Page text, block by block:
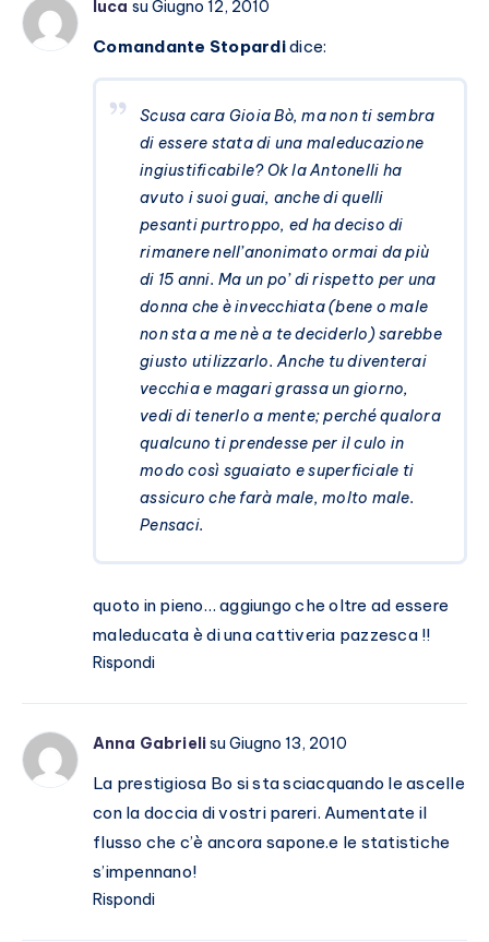
luca su Giugno 12, 2010
Comandante Stopardidice:
Scusa cara Gioia Bò, ma non ti sembra
di essere stata di una maleducazione
ingiustificabile? Ok la Antonelli ha
avuto i suoi guai, anche di quelli
pesanti purtroppo, ed ha deciso di
rimanere nell’anonimato ormai da più
di 15 anni. Ma un po’ di rispetto per una
donna che è invecchiata (bene o male
non sta a me nè a te deciderlo) sarebbe
giusto utilizzarlo. Anche tu diventerai
vecchia e magari grassa un giorno,
vedi di tenerlo a mente; perché qualora
qualcuno ti prendesse per il culo in
modo così sguaiato e superficiale ti
assicuro che farà male, molto male.
Pensaci.
quoto in pieno… aggiungo che oltre ad essere
maleducata è di una cattiveria pazzesca !!
Rispondi
Anna Gabrielisu Giugno 13, 2010
La prestigiosa Bo si sta sciacquando le ascelle
con la doccia di vostri pareri. Aumentate il
flusso che c’è ancora sapone.e le statistiche
s’impennano!
Rispondi